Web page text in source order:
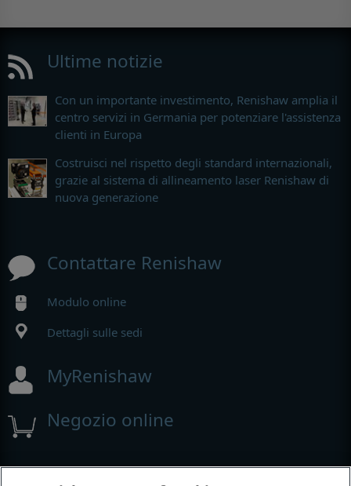
Ultime notizie
Con un importante investimento, Renishaw amplia il
centro servizi in Germania per potenziare l'assistenza
clienti in Europa
Costruisci nel rispetto degli standard internazionali,
grazie al sistema di allineamento laser Renishaw di
nuova generazione
Contattare Renishaw
Modulo online
Dettagli sulle sedi
MyRenishaw
Negozio online